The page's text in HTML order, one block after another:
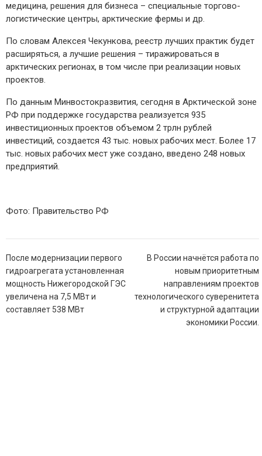
медицина, решения для бизнеса – специальные торгово-
логистические центры, арктические фермы и др.
По словам Алексея Чекункова, реестр лучших практик будет
расширяться, а лучшие решения – тиражироваться в
арктических регионах, в том числе при реализации новых
проектов.
По данным Минвостокразвития, сегодня в Арктической зоне
РФ при поддержке государства реализуется 935
инвестиционных проектов объемом 2 трлн рублей
инвестиций, создается 43 тыс. новых рабочих мест. Более 17
тыс. новых рабочих мест уже создано, введено 248 новых
предприятий.
Фото: Правительство РФ
Навигация
по
записям
После модернизации первого
гидроагрегата установленная
мощность Нижегородской ГЭС
увеличена на 7,5 МВт и
составляет 538 МВт
В России начнётся работа по
новым приоритетным
направлениям проектов
технологического суверенитета
и структурной адаптации
экономики России.